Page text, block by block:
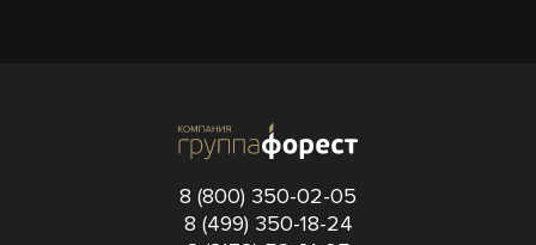
8 (800) 350-02-05
8 (499) 350-18-24